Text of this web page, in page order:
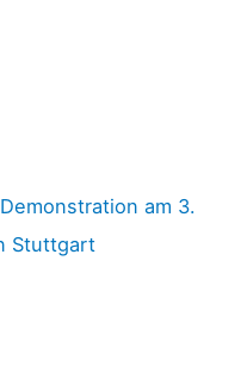
am 3.
Stuttgart